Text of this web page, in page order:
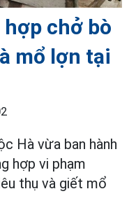
chở bò
mổ lợn tại
Hà vừa ban hành
hợp vi phạm
thụ và giết mổ